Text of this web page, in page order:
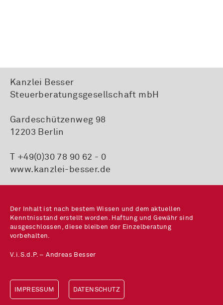
Kanzlei Besser
Steuerberatungsgesellschaft mbH
Gardeschützenweg 98
12203 Berlin
T +49(0)30 78 90 62 - 0
www.kanzlei-besser.de
Der Inhalt ist nach bestem Wissen und dem aktuellen
Kenntnisstand erstellt worden. Haftung und Gewähr sind
ausgeschlossen, diese bleiben der Einzelberatung
vorbehalten.
V.i.S.d.P. – Andreas Besser
IMPRESSUM DATENSCHUTZ